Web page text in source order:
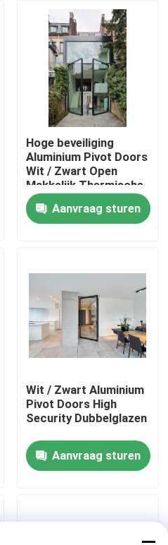
ramen
Hoge beveiliging
Aluminium Pivot Doors
Wit / Zwart Open
Makkelijk Thermische
isolatie
Aanvraag sturen
Wit / Zwart Aluminium
Pivot Doors High
Security Dubbelglazen
Aanvraag sturen